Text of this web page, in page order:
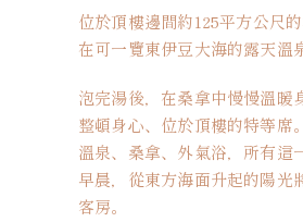
位於頂樓邊間約125平方公尺
在可一覽東伊豆大海的露天溫
泡完湯後，在桑拿中慢慢溫暖
整頓身心、位於頂樓的特等席。
溫泉、桑拿、外氣浴，所有這
早晨，從東方海面升起的陽光
客房。